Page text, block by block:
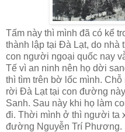
Tấm này thì mình đã có kể
thành lập tại Đà Lạt, do nhà
con người ngoại quốc nay
Tế vì an ninh nên họ dời
thì tìm trên bờ lốc mình.
rời Đà Lạt tại con đường
Sanh. Sau này khi họ làm
đi. Thời mình ở thì người ta
đường Nguyễn Trí Phương.